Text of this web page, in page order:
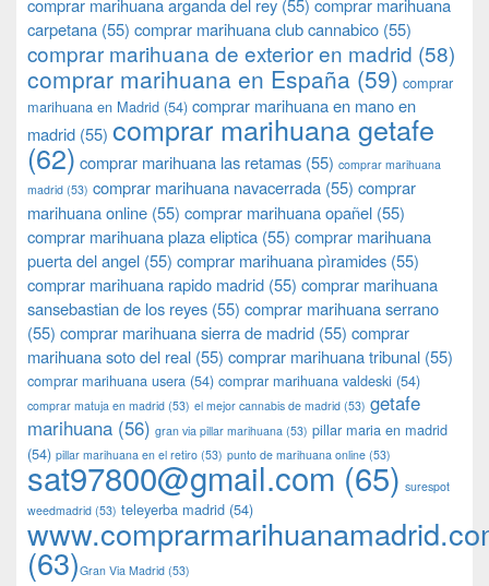
comprar marihuana arganda del rey (55) comprar marihuana
carpetana (55) comprar marihuana club cannabico (55)
comprar marihuana de exterior en madrid (58)
comprar marihuana en España (59) comprar
marihuana en Madrid (54) comprar marihuana en mano en
madrid (55) comprar marihuana getafe
(62) comprar marihuana las retamas (55) comprar marihuana
madrid (53) comprar marihuana navacerrada (55) comprar
marihuana online (55) comprar marihuana opañel (55)
comprar marihuana plaza eliptica (55) comprar marihuana
puerta del angel (55) comprar marihuana pìramides (55)
comprar marihuana rapido madrid (55) comprar marihuana
sansebastian de los reyes (55) comprar marihuana serrano
(55) comprar marihuana sierra de madrid (55) comprar
marihuana soto del real (55) comprar marihuana tribunal (55)
comprar marihuana usera (54) comprar marihuana valdeski (54)
comprar matuja en madrid (53) el mejor cannabis de madrid (53) getafe
marihuana (56) gran via pillar marihuana (53) pillar maria en madrid
(54) pillar marihuana en el retiro (53) punto de marihuana online (53)
sat97800@gmail.com (65) surespot
weedmadrid (53) teleyerba madrid (54)
(63)​​Gran Via Madrid (53)